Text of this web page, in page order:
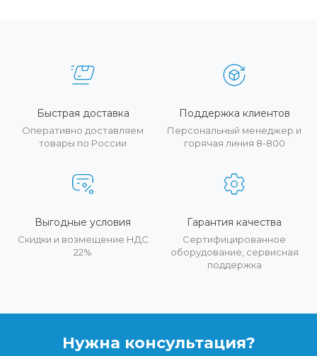
Быстрая доставка
Оперативно доставляем
товары по России
Поддержка клиентов
Персональный менеджер и
горячая линия 8-800
Выгодные условия
Скидки и возмещение НДС
22%
Гарантия качества
Сертифицированное
оборудование, сервисная
поддержка
Нужна консультация?